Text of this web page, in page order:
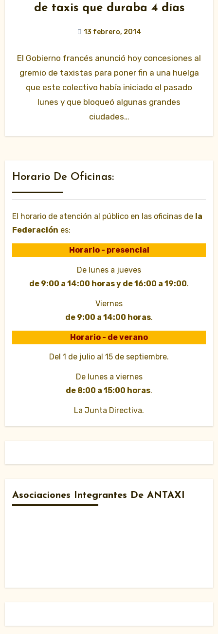
de taxis que duraba 4 días
13 febrero, 2014
El Gobierno francés anunció hoy concesiones al
gremio de taxistas para poner fin a una huelga
que este colectivo había iniciado el pasado
lunes y que bloqueó algunas grandes
ciudades…
Horario De Oficinas:
El horario de atención al público en las oficinas de la
Federación es:
Horario - presencial
De lunes a jueves
de 9:00 a 14:00 horas y de 16:00 a 19:00.
Viernes
de 9:00 a 14:00 horas.
Horario - de verano
Del 1 de julio al 15 de septiembre.
De lunes a viernes
de 8:00 a 15:00 horas.
La Junta Directiva.
Asociaciones Integrantes De ANTAXI